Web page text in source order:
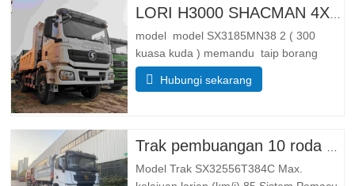
model model SX3185MN38 2 ( 300
kuasa kuda ) memandu taip borang
memandu 4*4 Berat badan parameter
berat lengkap membendung jisim (kg)
Dimensi Parameter saiz
Keseluruhannya …
Hubungi sekarang
Model Trak SX32556T384C Max.